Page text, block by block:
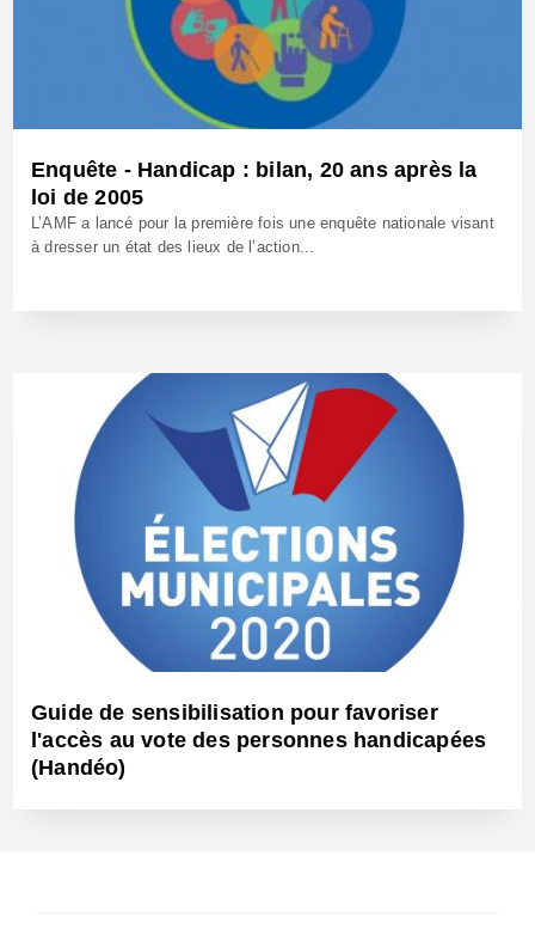
Enquête - Handicap : bilan, 20 ans après la
loi de 2005
L’AMF a lancé pour la première fois une enquête nationale visant
à dresser un état des lieux de l’action...
18 Nov 2025 - Réf: BW42852
Guide de sensibilisation pour favoriser
l'accès au vote des personnes handicapées
(Handéo)